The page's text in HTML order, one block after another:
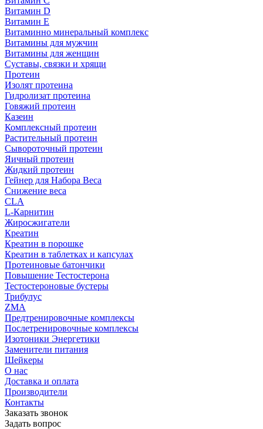
Витамин D
Витамин E
Витаминно минеральный комплекс
Витамины для мужчин
Витамины для женщин
Суставы, связки и хрящи
Протеин
Изолят протеина
Гидролизат протеина
Говяжий протеин
Казеин
Комплексный протеин
Растительный протеин
Сывороточный протеин
Яичный протеин
Жидкий протеин
Гейнер для Набора Веса
Снижение веса
CLA
L-Карнитин
Жиросжигатели
Креатин
Креатин в порошке
Креатин в таблетках и капсулах
Протеиновые батончики
Повышение Тестостерона
Тестостероновые бустеры
Трибулус
ZMA
Предтренировочные комплексы
Послетренировочные комплексы
Изотоники Энергетики
Заменители питания
Шейкеры
О нас
Доставка и оплата
Производители
Контакты
Заказать звонок
Задать вопрос